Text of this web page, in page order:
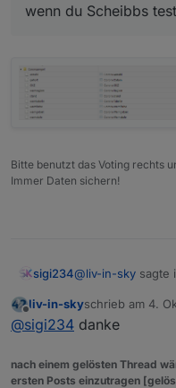
wenn du Scheibbs
Bitte benutzt das Voting rechts
Immer Daten sichern!
sigi234@liv-in-sky sagte
@sigi234
Offline
liv-in-skyschrieb am 4.
zuletzt editiert
@sigi234 danke
nach einem gelösten Thread
ersten Posts einzutragen